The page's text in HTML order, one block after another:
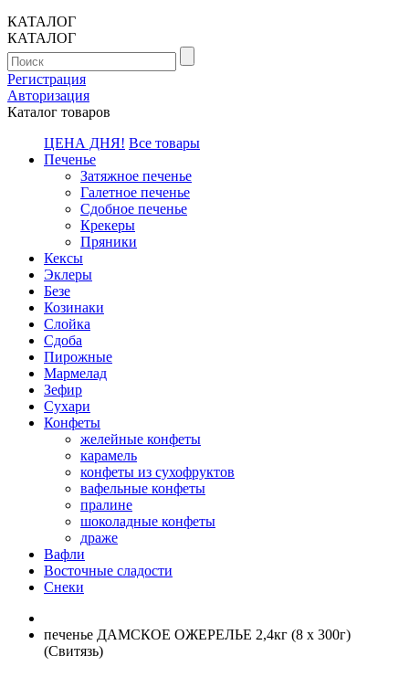
КАТАЛОГ
КАТАЛОГ
Регистрация
Авторизация
Каталог товаров
ЦЕНА ДНЯ! Все товары
Печенье
Затяжное печенье
Галетное печенье
Сдобное печенье
Крекеры
Пряники
Кексы
Эклеры
Безе
Козинаки
Слойка
Сдоба
Пирожные
Мармелад
Зефир
Сухари
Конфеты
желейные конфеты
карамель
конфеты из сухофруктов
вафельные конфеты
пралине
шоколадные конфеты
драже
Вафли
Восточные сладости
Снеки
печенье ДАМСКОЕ ОЖЕРЕЛЬЕ 2,4кг (8 х 300г)
(Свитязь)